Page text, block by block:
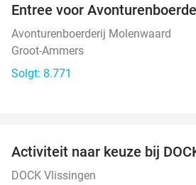
Entree voor
Avonturenboerderij Molenwaard
Groot-Ammers
Solgt: 8.771
Activiteit naar keuze bij
DOCK Vlissingen